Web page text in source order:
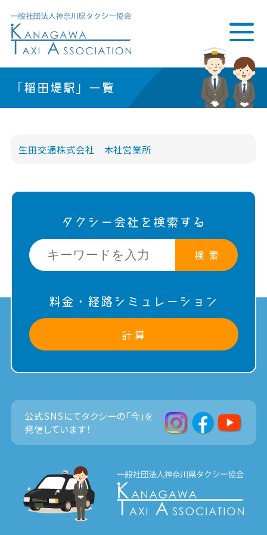
「稲田堤駅」一覧
生田交通株式会社 本社営業所
タクシー会社を検索する
検 索
料金・経路シミュレーション
計 算
公式SNSにてタクシーの「今」を
発信しています！